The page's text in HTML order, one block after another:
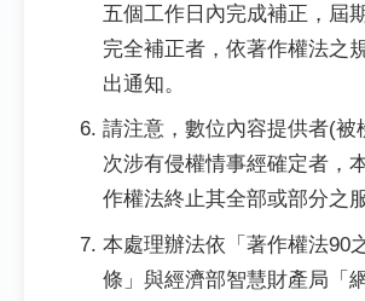
五個工作日內完成補正，屆
完全補正者，依著作權法之
出通知。
請注意，數位內容提供者(被
次涉有侵權情事經確定者，
作權法終止其全部或部分之服
本處理辦法依「著作權法90
條」與經濟部智慧財產局「